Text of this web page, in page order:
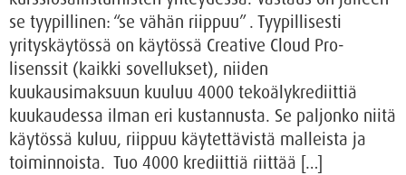
se tyypillinen: “se vähän riippuu” . Tyypillisesti
yrityskäytössä on käytössä Creative Cloud Pro-
lisenssit (kaikki sovellukset), niiden
kuukausimaksuun kuuluu 4000 tekoälykrediittiä
kuukaudessa ilman eri kustannusta. Se paljonko niitä
käytössä kuluu, riippuu käytettävistä malleista ja
toiminnoista. Tuo 4000 krediittiä riittää […]